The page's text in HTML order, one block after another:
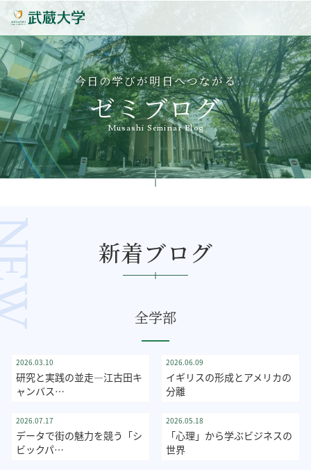
今日の学びが明日へつながる
ゼミブログ
Musashi Seminar Blog
新着ブログ
全学部
2026.03.10
研究と実践の並走—江古田キ
ャンバス…
経済学部
2026.06.09
イギリスの形成とアメリカの
分離
人文学部
2026.07.17
データで街の魅力を競う「シ
ビックパ…
社会学部
2026.05.18
「心理」から学ぶビジネスの
世界
国際教養学部